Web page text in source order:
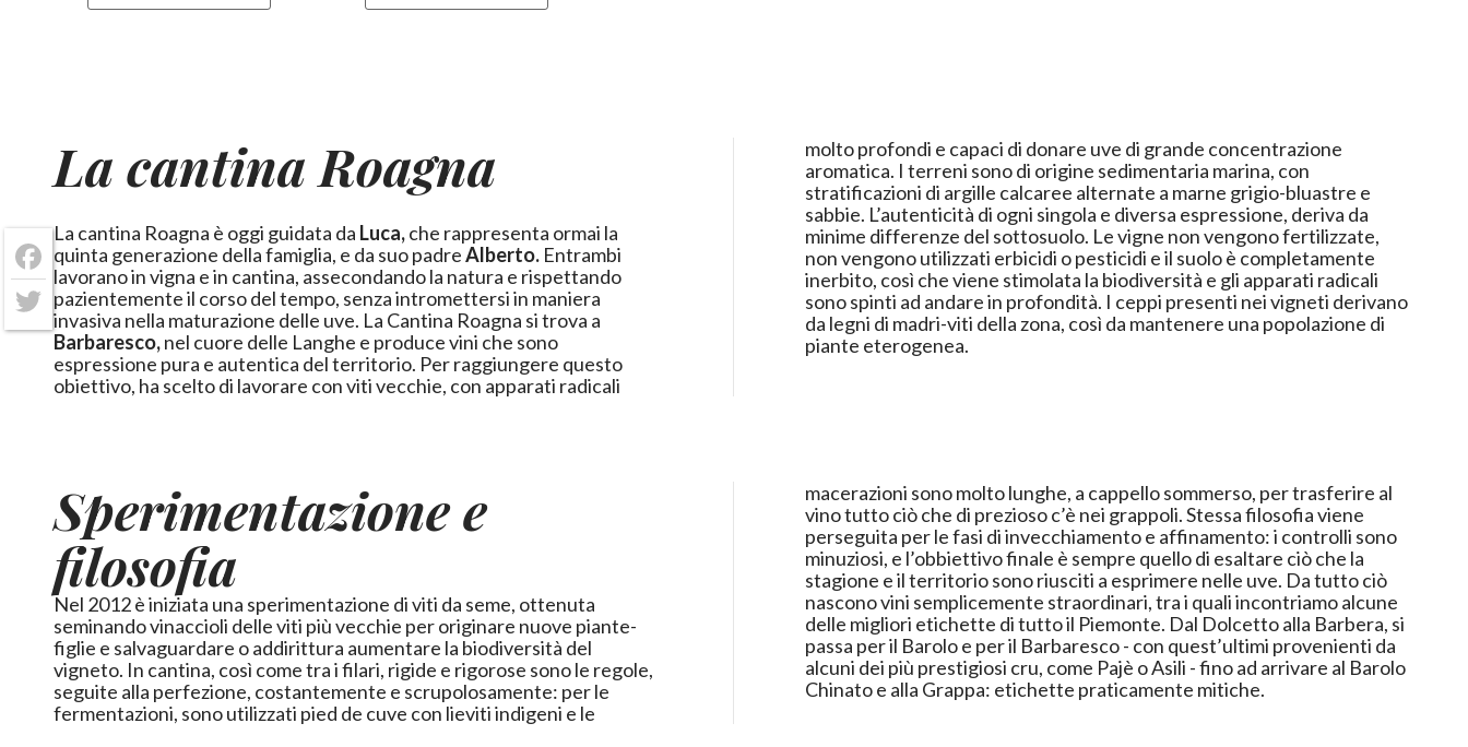
La cantina Roagna
La cantina Roagna è oggi guidata da Luca,che rappresenta ormai la
quinta generazione della famiglia, e da suo padreAlberto. Entrambi
lavorano in vigna e in cantina, assecondando la natura e rispettando
pazientemente il corso del tempo, senza intromettersi in maniera
invasiva nella maturazione delle uve. La Cantina Roagna si trova a
Barbaresco,nel cuore delle Langhe e produce vini che sono
espressione pura e autentica del territorio. Per raggiungere questo
obiettivo, ha scelto di lavorare con viti vecchie, con apparati radicali
molto profondi e capaci di donare uve di grande concentrazione
aromatica. I terreni sono di origine sedimentaria marina, con
stratificazioni di argille calcaree alternate a marne grigio-bluastre e
sabbie. L’autenticità di ogni singola e diversa espressione, deriva da
minime differenze del sottosuolo. Le vigne non vengono fertilizzate,
non vengono utilizzati erbicidi o pesticidi e il suolo è completamente
inerbito, così che viene stimolata la biodiversità e gli apparati radicali
sono spinti ad andare in profondità. I ceppi presenti nei vigneti derivano
da legni di madri-viti della zona, così da mantenere una popolazione di
piante eterogenea.
Sperimentazione e
filosofia
Nel 2012 è iniziata una sperimentazione di viti da seme, ottenuta
seminando vinaccioli delle viti più vecchie per originare nuove piante-
figlie e salvaguardare o addirittura aumentare la biodiversità del
vigneto. In cantina, così come tra i filari, rigide e rigorose sono le regole,
seguite alla perfezione, costantemente e scrupolosamente: per le
fermentazioni, sono utilizzati pied de cuve con lieviti indigeni e le
macerazioni sono molto lunghe, a cappello sommerso, per trasferire al
vino tutto ciò che di prezioso c’è nei grappoli. Stessa filosofia viene
perseguita per le fasi di invecchiamento e affinamento: i controlli sono
minuziosi, e l’obbiettivo finale è sempre quello di esaltare ciò che la
stagione e il territorio sono riusciti a esprimere nelle uve. Da tutto ciò
nascono vini semplicemente straordinari, tra i quali incontriamo alcune
delle migliori etichette di tutto il Piemonte. Dal Dolcetto alla Barbera, si
passa per il Barolo e per il Barbaresco - con quest’ultimi provenienti da
alcuni dei più prestigiosi cru, come Pajè o Asili - fino ad arrivare al Barolo
Chinato e alla Grappa: etichette praticamente mitiche.
Facebook
Twitter